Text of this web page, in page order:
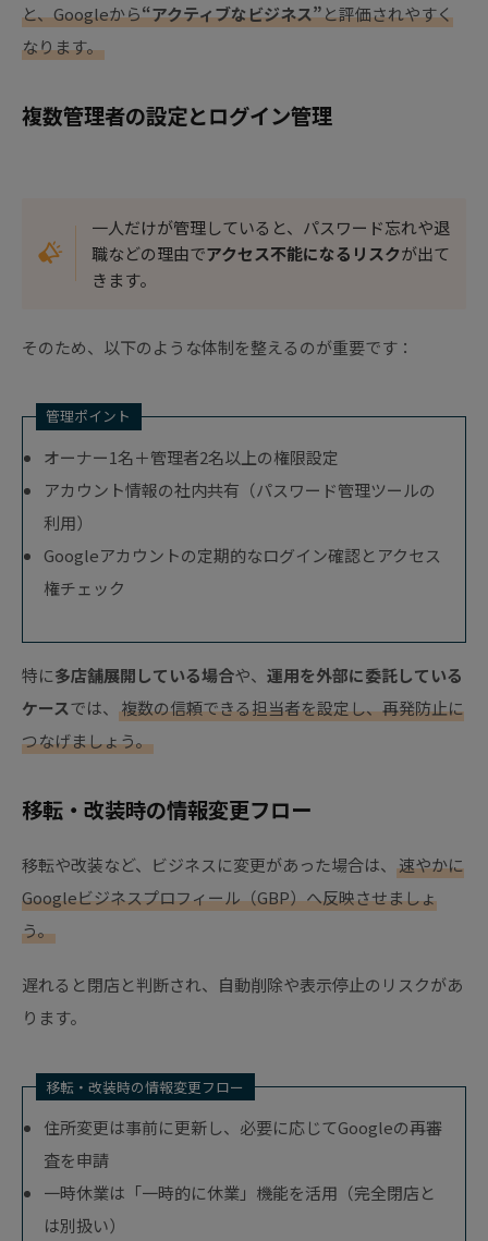
と、Googleから“アクティブなビジネス”と評価されやすく
なります。
複数管理者の設定とログイン管理
一人だけが管理していると、パスワード忘れや退
職などの理由でアクセス不能になるリスクが出て
きます。
そのため、以下のような体制を整えるのが重要です：
管理ポイント
オーナー1名＋管理者2名以上の権限設定
アカウント情報の社内共有（パスワード管理ツールの
利用）
Googleアカウントの定期的なログイン確認とアクセス
権チェック
特に多店舗展開している場合や、 運用を外部に委託している
ケースでは、 複数の信頼できる担当者を設定し、再発防止に
つなげましょう。
移転・改装時の情報変更フロー
移転や改装など、ビジネスに変更があった場合は、 速やかに
Googleビジネスプロフィール（GBP）へ反映させましょ
う。
遅れると閉店と判断され、自動削除や表示停止のリスクがあ
ります。
移転・改装時の情報変更フロー
住所変更は事前に更新し、必要に応じてGoogleの再審
査を申請
一時休業は「一時的に休業」機能を活用（完全閉店と
は別扱い）